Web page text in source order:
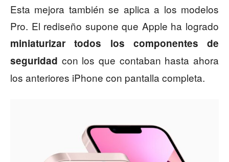
Esta mejora también se aplica a los modelos
Pro. El rediseño supone que Apple ha logrado
miniaturizar todos los componentes de
seguridad con los que contaban hasta ahora
los anteriores iPhone con pantalla completa.